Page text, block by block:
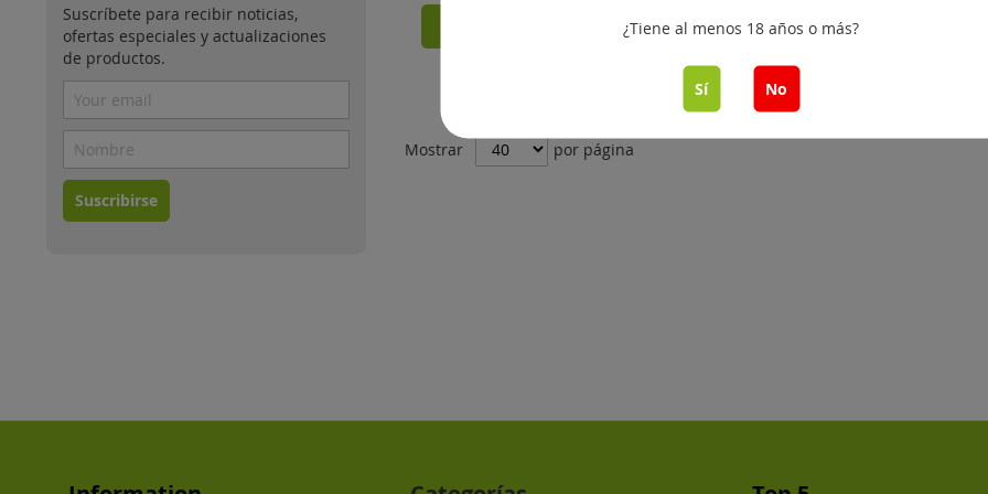
Mostrar por página
Suscríbete para recibir noticias,
ofertas especiales y actualizaciones
de productos.
Suscribirse
¿Tiene al menos 18 años o más?
Sí No